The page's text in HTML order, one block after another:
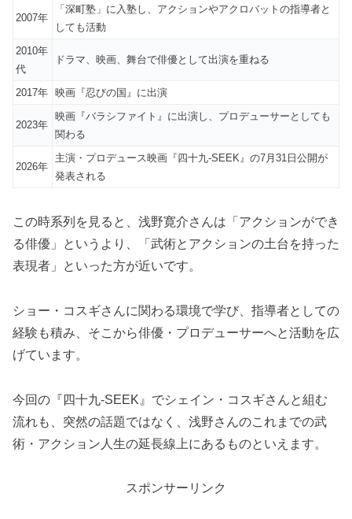
2007年
「深町塾」に入塾し、アクションやアクロバットの指導者と
しても活動
2010年
代
ドラマ、映画、舞台で俳優として出演を重ねる
2017年 映画『忍びの国』に出演
2023年
映画『バラシファイト』に出演し、プロデューサーとしても
関わる
2026年
主演・プロデュース映画『四十九-SEEK』の7月31日公開が
発表される
この時系列を見ると、浅野寛介さんは「アクションができ
る俳優」というより、「武術とアクションの土台を持った
表現者」といった方が近いです。
ショー・コスギさんに関わる環境で学び、指導者としての
経験も積み、そこから俳優・プロデューサーへと活動を広
げています。
今回の『四十九-SEEK』でシェイン・コスギさんと組む
流れも、突然の話題ではなく、浅野さんのこれまでの武
術・アクション人生の延長線上にあるものといえます。
スポンサーリンク